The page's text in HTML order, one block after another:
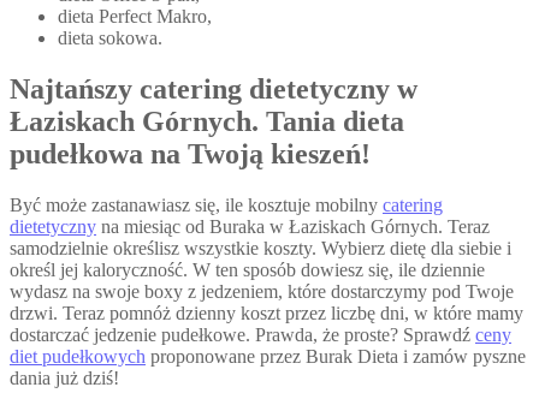
dieta Perfect Makro,
dieta sokowa.
Najtańszy catering dietetyczny w
Łaziskach Górnych. Tania dieta
pudełkowa na Twoją kieszeń!
Być może zastanawiasz się, ile kosztuje mobilny catering
dietetyczny na miesiąc od Buraka w Łaziskach Górnych. Teraz
samodzielnie określisz wszystkie koszty. Wybierz dietę dla siebie i
określ jej kaloryczność. W ten sposób dowiesz się, ile dziennie
wydasz na swoje boxy z jedzeniem, które dostarczymy pod Twoje
drzwi. Teraz pomnóż dzienny koszt przez liczbę dni, w które mamy
dostarczać jedzenie pudełkowe. Prawda, że proste? Sprawdź ceny
diet pudełkowych proponowane przez Burak Dieta i zamów pyszne
dania już dziś!